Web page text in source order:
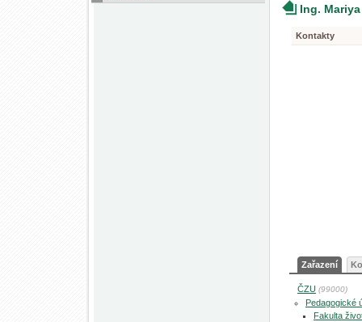
Ing.
Kontakty
Zařazení
ČZU (99000)
Pedagogické
Fakulta